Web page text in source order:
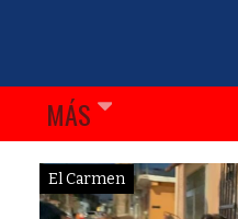
MÁS
El Carmen